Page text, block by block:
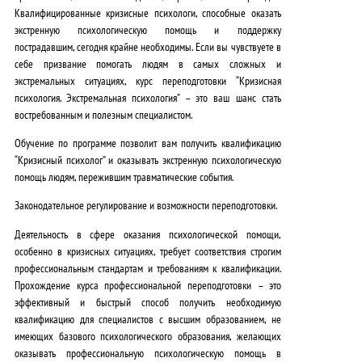
Квалифицированные кризисные психологи, способные оказать
экстренную психологическую помощь и поддержку
пострадавшим, сегодня крайне необходимы.Если вы чувствуете в
себе призвание помогать людям в самых сложных и
экстремальных ситуациях, курс переподготовки “Кризисная
психология. Экстремальная психология” – это ваш шанс стать
востребованным и полезным специалистом.
Обучение по программе позволит вам получить квалификацию
“Кризисный психолог” и оказывать экстренную психологическую
помощь людям, пережившим травматические события.
Законодательное регулирование и возможности переподготовки.
Деятельность в сфере оказания психологической помощи,
особенно в кризисных ситуациях, требует соответствия строгим
профессиональным стандартам и требованиям к квалификации.
Прохождение курса профессиональной переподготовки – это
эффективный и быстрый способ получить необходимую
квалификацию для специалистов с высшим образованием, не
имеющих базового психологического образования, желающих
оказывать профессиональную психологическую помощь в